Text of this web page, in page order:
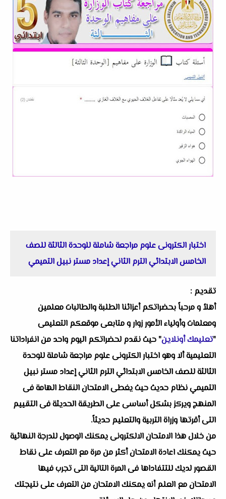
اختبار الكترونى علوم مراجعة شاملة للوحدة الثالثة للصف
الخامس الابتدائي الترم الثاني إعداد مستر نبيل التميمي
تقديم :
أهلاُ و مرحباً بحضراتكم أعزائنا الطلبة والطالبات معلمين
ومعلمات وأولياء الأمور زوار و متابعى موقعكم التعليمى
"تعليمك أونلاين" حيث نقدم لحضراتكم اليوم واحد من انفراداتنا
التعليمية ألا وهو اختبار الكترونى علوم مراجعة شاملة للوحدة
الثالثة للصف الخامس الابتدائي الترم الثاني إعداد مستر نبيل
التميمي نظام حديث حيث يغطى الامتحان النقاط الهامة فى
المنهج ويركز بشكل أساسى على الطريقة الحديثة فى التقييم
التى أقرتها وزراة التربية والتعليم حديثاً.
من خلال هذا الامتحان الالكترونى يمكنك الوصول للدرجة النهائية
حيث يمكنك اعادة الامتحان أكثر من مرة مع التعرف على نقاط
القصور لديك للتتفاداها فى المرة التالية التى تجرب فيها
الامتحان مع العلم أنه يمكنك الامتحان من التعرف على نتيجتك